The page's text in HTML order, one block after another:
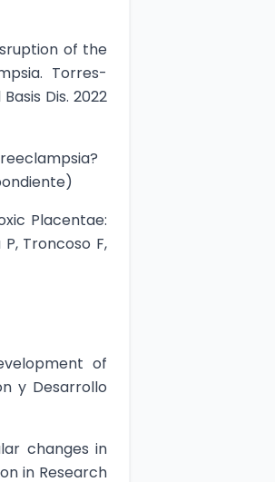
of the
Torres-
Dis. 2022
Placentae:
Troncoso F,
of
y Desarrollo
changes in
in Research